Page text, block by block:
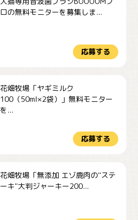
ロの無料モニターを募集しま...
応募する
花畑牧場「ヤギミルク
100（50ml×2袋）」無料モニター
を...
応募する
花畑牧場「無添加 エゾ鹿肉の"ステ
ーキ"大判ジャーキー200...